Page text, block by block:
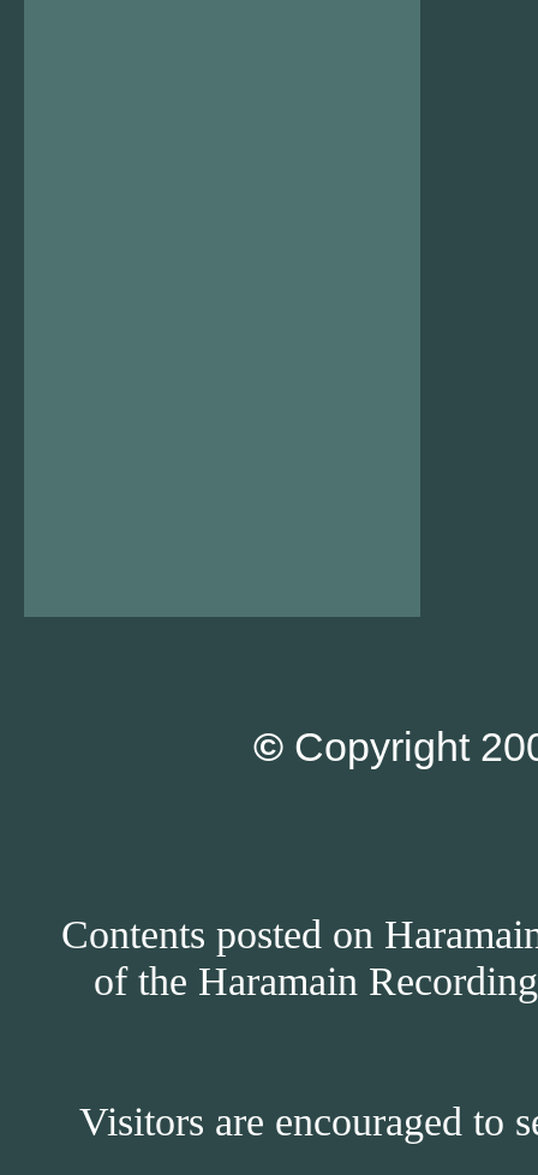
© Copyright
Contents posted on
of the Haramain
Visitors are encouraged to